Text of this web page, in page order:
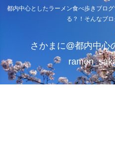
都内中心としたラーメン食べ歩きブロ
る？！そんなブ
さかまに@都内中心